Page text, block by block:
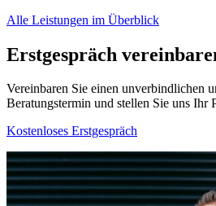
Alle Leistungen im Überblick
Erstgespräch
Vereinbaren Sie einen unverbindlichen
Beratungstermin und stellen Sie uns Ihr
Kostenloses Erstgespräch